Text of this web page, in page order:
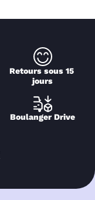
Retours sous 15
jours
Boulanger Drive